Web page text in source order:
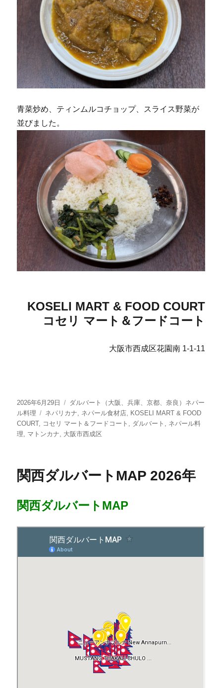
青菜炒め、ティンムルコチョップ、スライス野菜が
並びました。
KOSELI MART & FOOD COURT
コセリ マート＆フードコート
大阪市西成区花園南 1-1-11
投
稿
日:
2026年6月29日
カ
テ
ゴ
リ
ダルバート（大阪、兵庫、京都、奈良）ネパー
ル料理
タ
グ
ネパリカナ, ネパール食材店, KOSELI MART & FOOD
COURT, コセリ マート＆フードコート , ダルバート , ネパール料
理, マトンカナ, 大阪市西成区
関西ダルバートMAP 2026年
関西ダルバートMAP